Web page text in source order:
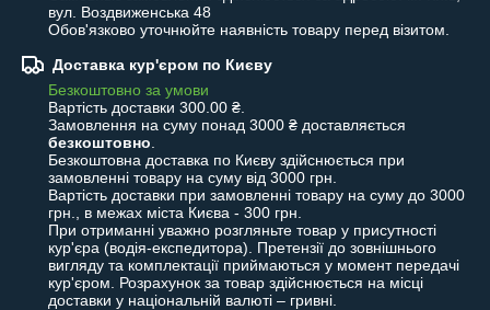
вул. Воздвиженська 48
Обов'язково уточнюйте наявність товару перед візитом.
Доставка кур'єром по Києву
Безкоштовно за умови
Вартість доставки 300.00 ₴.
безкоштовно
Безкоштовна доставка по Києву здійснюється при
замовленні товару на суму від 3000 грн.
Вартість доставки при замовленні товару на суму до 3000
грн., в межах міста Києва - 300 грн.
При отриманні уважно розгляньте товар у присутності
кур'єра (водія-експедитора). Претензії до зовнішнього
вигляду та комплектації приймаються у момент передачі
кур'єром. Розрахунок за товар здійснюється на місці
доставки у національній валюті – гривні.